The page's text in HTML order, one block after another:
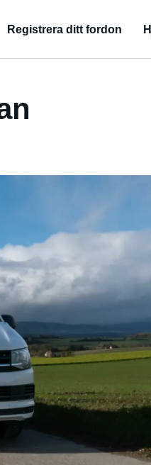
Registrera ditt fordon